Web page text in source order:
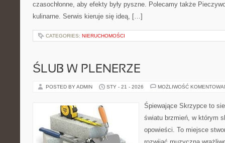
czasochłonne, aby efekty były pyszne. Polecamy także
kulinarne. Serwis kieruje się ideą, […]
CATEGORIES: NIERUCHOMOŚCI
ŚLUB W PLENERZE
POSTED BY ADMIN STY - 21 - 2026 MOŻLIWOŚĆ
Śpiewające Skrzypce to
światu brzmień, w którym
opowieści. To miejsce